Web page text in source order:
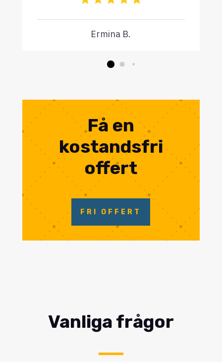
Ermina B.
Få en
kostandsfri
offert
FRI OFFERT
Vanliga frågor